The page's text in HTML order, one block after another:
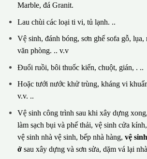
Marble, đá Granit.
Lau chùi các loại ti vi, tủ lạnh. ..
Vệ sinh, đánh bóng, sơn ghế sofa gỗ, lụa,
văn phòng. .. v.v
Đuổi ruồi, bôi thuốc kiến, chuột, gián, . ..
Hoặc tưới nước khử trùng, kháng vi
v.v. ..
Vệ sinh công trình sau khi xây dựng
làm sạch bụi và phế thải, vệ sinh cửa
vệ sinh nhà vệ sinh, bếp nhà hàng, vệ
ởsau xây dựng và sơn sửa, dặm vá lại